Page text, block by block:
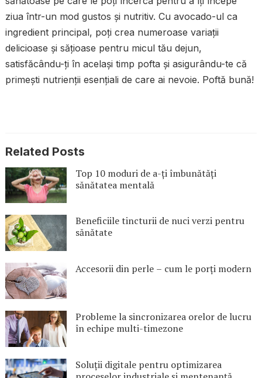
ziua într-un mod gustos și nutritiv. Cu avocado-ul ca
ingredient principal, poți crea numeroase variații
delicioase și sățioase pentru micul tău dejun,
satisfăcându-ți în același timp pofta și asigurându-te că
primești nutrienții esențiali de care ai nevoie. Poftă bună!
Related Posts
Top 10 moduri de a-ți îmbunătăți
sănătatea mentală
Beneficiile tincturii de nuci verzi pentru
sănătate
Accesorii din perle – cum le porți modern
Probleme la sincronizarea orelor de lucru
în echipe multi-timezone
Soluții digitale pentru optimizarea